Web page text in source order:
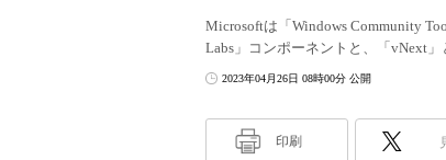
Microsoftは「Windows Community
Labs」コンポーネントと、「vNext
2023年04月26日 08時00分 公開
印刷